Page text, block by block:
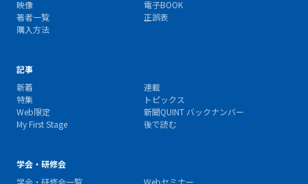
映像
電子BOOK
著者一覧
正誤表
購入方法
記事
新着
連載
特集
トピックス
Web限定
新聞QUINT バックナンバー
My First Stage
後で読む
学会・研修会
学会・研修会一覧
Webセミナー